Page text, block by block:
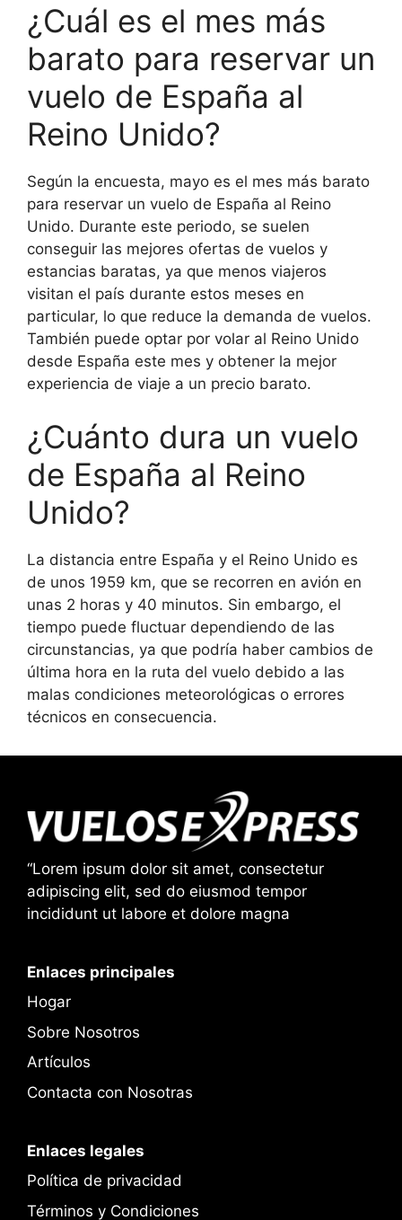
¿Cuál es el mes más
barato para reservar un
vuelo de España al
Reino Unido?
Según la encuesta, mayo es el mes más barato
para reservar un vuelo de España al Reino
Unido. Durante este periodo, se suelen
conseguir las mejores ofertas de vuelos y
estancias baratas, ya que menos viajeros
visitan el país durante estos meses en
particular, lo que reduce la demanda de vuelos.
También puede optar por volar al Reino Unido
desde España este mes y obtener la mejor
experiencia de viaje a un precio barato.
¿Cuánto dura un vuelo
de España al Reino
Unido?
La distancia entre España y el Reino Unido es
de unos 1959 km, que se recorren en avión en
unas 2 horas y 40 minutos. Sin embargo, el
tiempo puede fluctuar dependiendo de las
circunstancias, ya que podría haber cambios de
última hora en la ruta del vuelo debido a las
malas condiciones meteorológicas o errores
técnicos en consecuencia.
“Lorem ipsum dolor sit amet, consectetur
adipiscing elit, sed do eiusmod tempor
incididunt ut labore et dolore magna
Enlaces principales
Hogar
Sobre Nosotros
Artículos
Contacta con Nosotras
Enlaces legales
Política de privacidad
Términos y Condiciones